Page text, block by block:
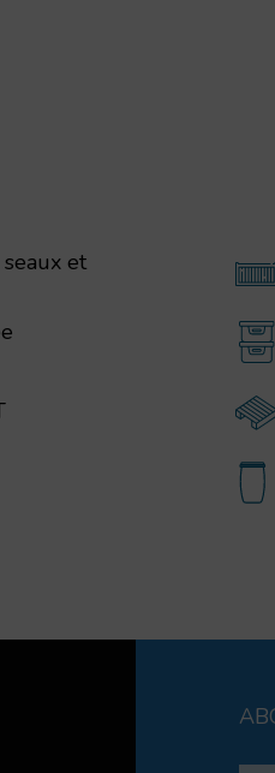
et